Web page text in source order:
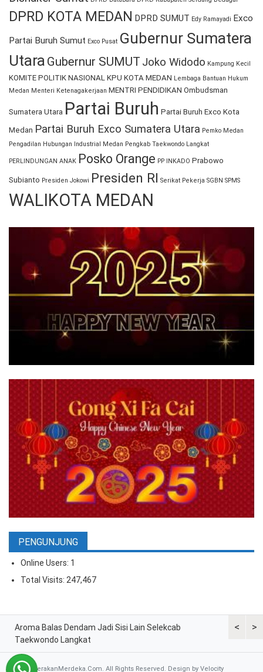
DPRD KOTA MEDAN DPRD SUMUT Edy Ramayadi Exco
Partai Buruh Sumut Exco Pusat Gubernur Sumatera
Utara Gubernur SUMUT Joko Widodo Kampung Kecil
KOMITE POLITIK NASIONAL KPU KOTA MEDAN Lembaga Bantuan Hukum
Medan Menteri Ketenagakerjaan MENTRI PENDIDIKAN Ombudsman
Sumatera Utara Partai Buruh Partai Buruh Exco Kota
Medan Partai Buruh Exco Sumatera Utara Pemko Medan
Pengadilan Hubungan Industrial Medan Pengkab Taekwondo Langkat
PERLINDUNGAN ANAK Posko Orange PP INKADO Prabowo
Subianto Presiden Jokowi Presiden RI Serikat Pekerja SGBN SPMS
WALIKOTA MEDAN
PENGUNJUNG
Online Users: 1
Total Visits: 247,467
<
Aroma Balas Dendam Jadi Sisi Lain Selekcab
Taekwondo Langkat
>
© 2026 GerakanMerdeka.Com. All Rights Reserved. Design by Velocity